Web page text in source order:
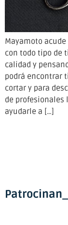
Mayamoto
con todo tipo de
calidad y
podrá encontrar
cortar y para
de profesionales
ayudarle a […]
Patrocinan_